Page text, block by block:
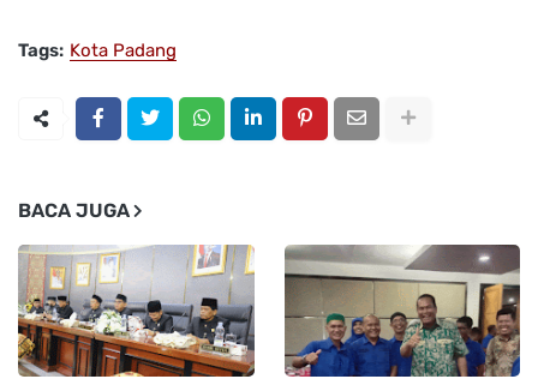
Tags: Kota Padang
BACA JUGA